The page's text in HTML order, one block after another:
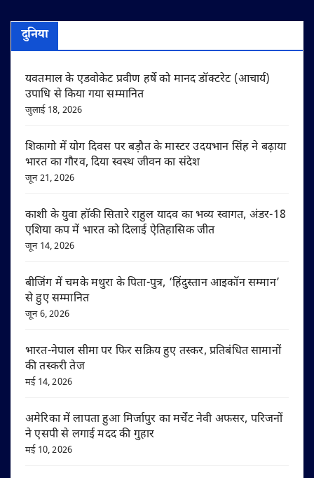
दुनिया
यवतमाल के एडवोकेट प्रवीण हर्षे को मानद डॉक्टरेट (आचार्य)
उपाधि से किया गया सम्मानित
जुलाई 18, 2026
शिकागो में योग दिवस पर बड़ौत के मास्टर उदयभान सिंह ने बढ़ाया
भारत का गौरव, दिया स्वस्थ जीवन का संदेश
जून 21, 2026
काशी के युवा हॉकी सितारे राहुल यादव का भव्य स्वागत, अंडर-18
एशिया कप में भारत को दिलाई ऐतिहासिक जीत
जून 14, 2026
बीजिंग में चमके मथुरा के पिता-पुत्र, ‘हिंदुस्तान आइकॉन सम्मान’
से हुए सम्मानित
जून 6, 2026
भारत-नेपाल सीमा पर फिर सक्रिय हुए तस्कर, प्रतिबंधित सामानों
की तस्करी तेज
मई 14, 2026
अमेरिका में लापता हुआ मिर्जापुर का मर्चेंट नेवी अफसर, परिजनों
ने एसपी से लगाई मदद की गुहार
मई 10, 2026